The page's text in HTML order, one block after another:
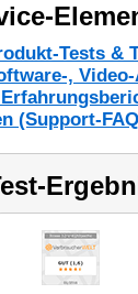
Tests &
,
(Support-